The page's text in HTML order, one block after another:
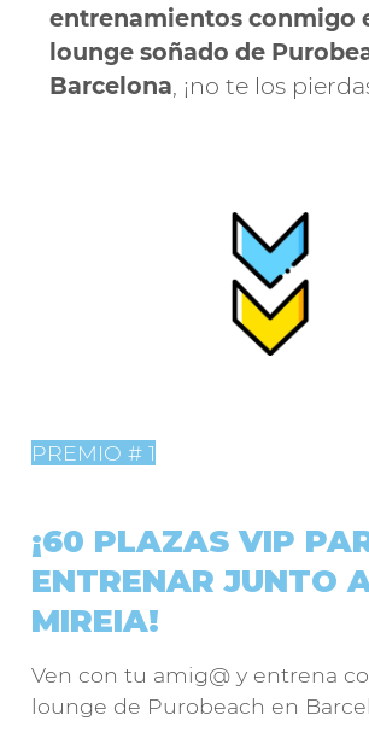
entrenamientos conmigo
lounge soñado de
Barcelona , ¡no te los
PREMIO # 1
¡60 PLAZAS VIP
ENTRENAR JUNTO
MIREIA!
Ven con tu amig@ y entrena
lounge de Purobeach en